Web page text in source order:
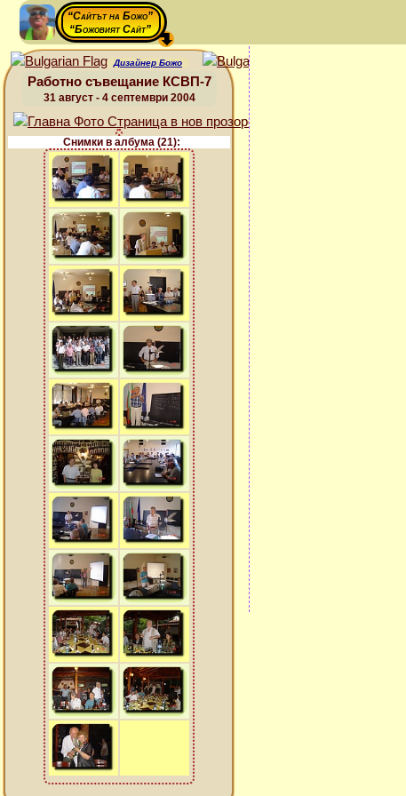
“Сайтът на Божо”
“Божовият Сайт”
Дизайнер Божо
Работно съвещание КСВП-7
31 август - 4 септември 2004
Снимки в албума (21):